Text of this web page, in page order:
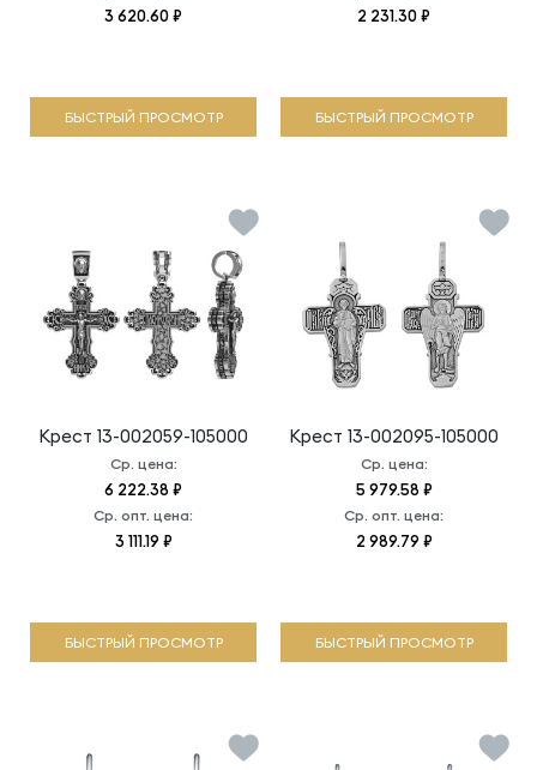
3 620.60 ₽
БЫСТРЫЙ ПРОСМОТР
2 231.30 ₽
БЫСТРЫЙ ПРОСМОТР
Крест 13-002059-105000
Ср. цена:
6 222.38 ₽
Ср. опт. цена:
3 111.19 ₽
БЫСТРЫЙ ПРОСМОТР
Крест 13-002095-105000
Ср. цена:
5 979.58 ₽
Ср. опт. цена:
2 989.79 ₽
БЫСТРЫЙ ПРОСМОТР